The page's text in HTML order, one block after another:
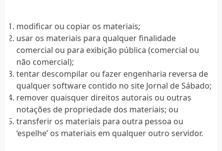
modificar ou copiar os materiais;
usar os materiais para qualquer finalidade
comercial ou para exibição pública (comercial ou
não comercial);
tentar descompilar ou fazer engenharia reversa de
qualquer software contido no site Jornal de Sábado;
remover quaisquer direitos autorais ou outras
notações de propriedade dos materiais; ou
transferir os materiais para outra pessoa ou
‘espelhe’ os materiais em qualquer outro servidor.